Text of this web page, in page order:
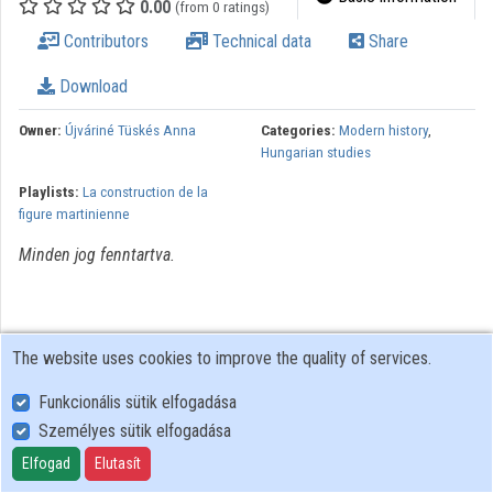
Organizations
Contributors
0.00 (from 0 ratings)
Contributors Technical data Share
Download
Owner: Újváriné Tüskés Anna Categories: Modern history,
Hungarian studies
Playlists: La construction de la
figure martinienne
Minden jog fenntartva.
User Policy
Adatkezelési tájékoztató (en)
Cookie Policy
The website uses cookies to improve the quality of services.
Funkcionális sütik elfogadása
Személyes sütik elfogadása
Elfogad Elutasít